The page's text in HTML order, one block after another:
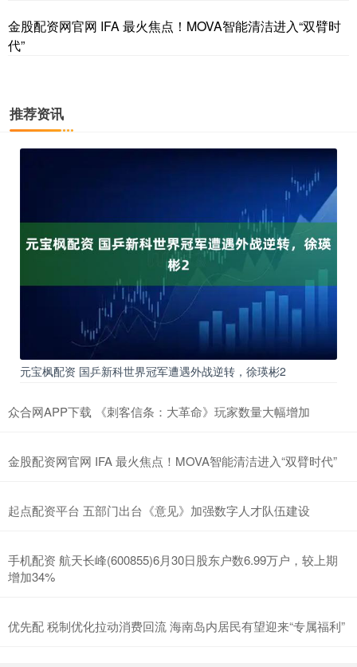
金股配资网官网 IFA 最火焦点！MOVA智能清洁进入“双臂时
代”
推荐资讯
元宝枫配资 国乒新科世界冠军遭遇外战逆转，徐瑛彬2
众合网APP下载 《刺客信条：大革命》玩家数量大幅增加
金股配资网官网 IFA 最火焦点！MOVA智能清洁进入“双臂时代”
起点配资平台 五部门出台《意见》加强数字人才队伍建设
手机配资 航天长峰(600855)6月30日股东户数6.99万户，较上期
增加34%
优先配 税制优化拉动消费回流 海南岛内居民有望迎来“专属福利”